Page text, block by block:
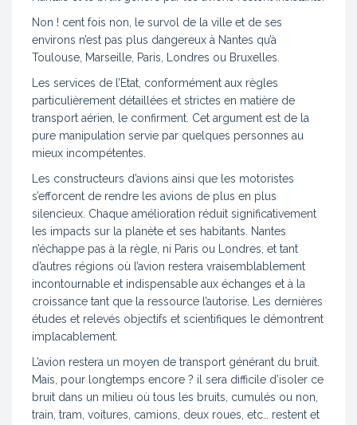
Non ! cent fois non, le survol de la ville et de ses
environs n’est pas plus dangereux à Nantes qu’à
Toulouse, Marseille, Paris, Londres ou Bruxelles.
Les services de l’Etat, conformément aux règles
particulièrement détaillées et strictes en matière de
transport aérien, le confirment. Cet argument est de la
pure manipulation servie par quelques personnes au
mieux incompétentes.
Les constructeurs d’avions ainsi que les motoristes
s’efforcent de rendre les avions de plus en plus
silencieux. Chaque amélioration réduit significativement
les impacts sur la planète et ses habitants. Nantes
n’échappe pas à la règle, ni Paris ou Londres, et tant
d’autres régions où l’avion restera vraisemblablement
incontournable et indispensable aux échanges et à la
croissance tant que la ressource l’autorise. Les dernières
études et relevés objectifs et scientifiques le démontrent
implacablement.
L’avion restera un moyen de transport générant du bruit.
Mais, pour longtemps encore ? il sera difficile d’isoler ce
bruit dans un milieu où tous les bruits, cumulés ou non,
train, tram, voitures, camions, deux roues, etc… restent et